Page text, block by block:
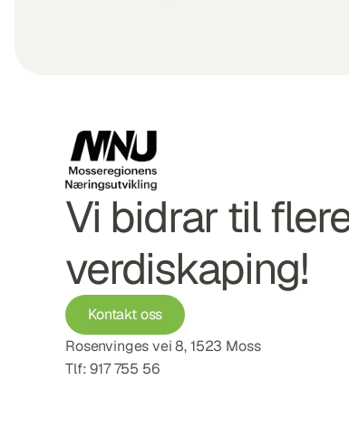
Vi bidrar til
verdiskaping!
Kontakt oss
Rosenvinges vei 8, 1523 Moss
Tlf: 917 755 56